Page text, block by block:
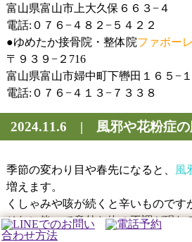
富山県富山市上大久保６６３−４
電話:０７６−４８２−５４２２
●ゆめたか接骨院・整体院ファボー
〒９３９−２716
富山県富山市婦中町下轡田１６５−
電話:０７６−４１３−７３３８
2024.11.6 | 風邪や花粉症の
季節の変わり目や春先になると、 風
増えます。
くしゃみや咳が続くと辛いものです
それに伴って意外な体の不調が現れ
その一つが